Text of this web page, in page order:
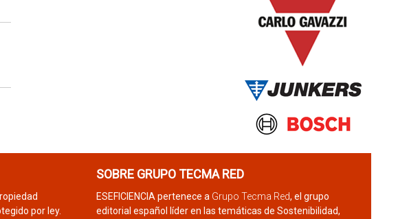
por ley.
SOBRE GRUPO TECMA RED
ESEFICIENCIA pertenece a Grupo Tecma Red, el grupo
editorial español líder en las temáticas de Sostenibilidad,